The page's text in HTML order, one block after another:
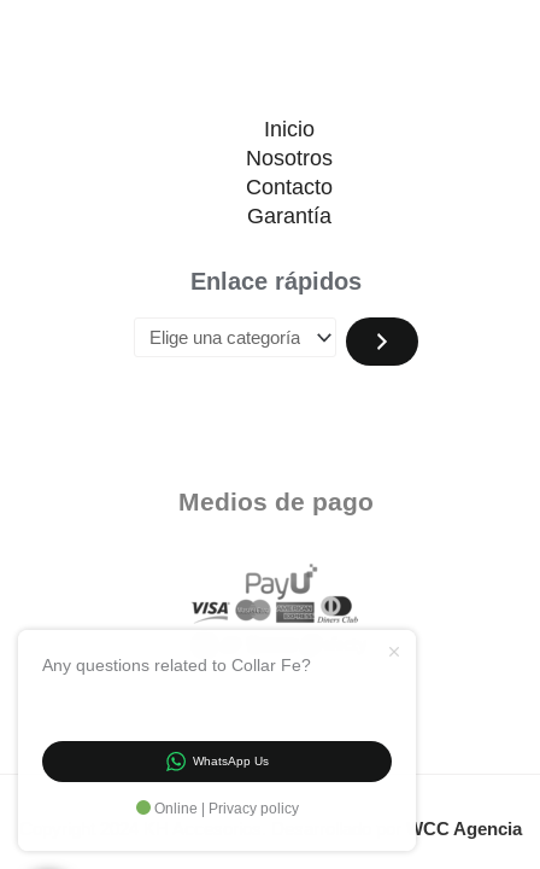
Inicio
Nosotros
Contacto
Garantía
Enlace rápidos
Medios de pago
WCC Agencia
Any questions related to Collar Fe?
WhatsApp Us
Online | Privacy policy